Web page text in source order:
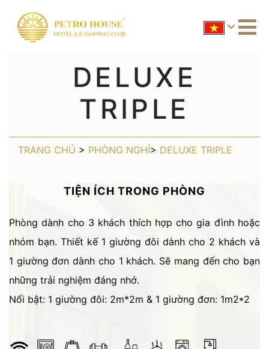
DELUXE
TRIPLE
TRANG CHỦ > PHÒNG NGHỈ> DELUXE TRIPLE
TIỆN ÍCH TRONG PHÒNG
Phòng dành cho 3 khách thích hợp cho gia đình hoặc
nhóm bạn. Thiết kế 1 giường đôi dành cho 2 khách và
1 giường đơn dành cho 1 khách. Sẽ mang đến cho bạn
những trải nghiệm đáng nhớ.
Nổi bật: 1 giường đôi: 2m*2m & 1 giường đơn: 1m2*2